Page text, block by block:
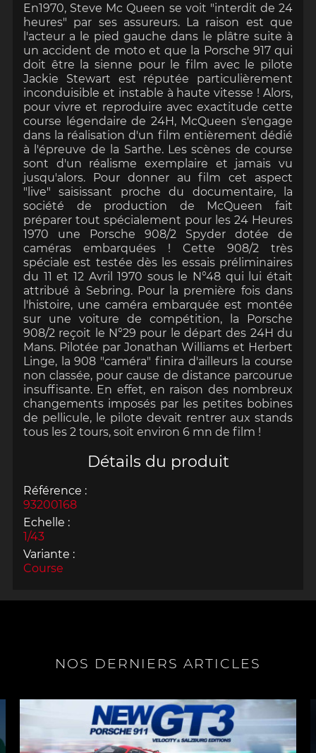
En1970, Steve Mc Queen se voit "interdit de 24
heures" par ses assureurs. La raison est que
l'acteur a le pied gauche dans le plâtre suite à
un accident de moto et que la Porsche 917 qui
doit être la sienne pour le film avec le pilote
Jackie Stewart est réputée particulièrement
inconduisible et instable à haute vitesse ! Alors,
pour vivre et reproduire avec exactitude cette
course légendaire de 24H, McQueen s'engage
dans la réalisation d'un film entièrement dédié
à l'épreuve de la Sarthe. Les scènes de course
sont d'un réalisme exemplaire et jamais vu
jusqu'alors. Pour donner au film cet aspect
"live" saisissant proche du documentaire, la
société de production de McQueen fait
préparer tout spécialement pour les 24 Heures
1970 une Porsche 908/2 Spyder dotée de
caméras embarquées ! Cette 908/2 très
spéciale est testée dès les essais préliminaires
du 11 et 12 Avril 1970 sous le N°48 qui lui était
attribué à Sebring. Pour la première fois dans
l'histoire, une caméra embarquée est montée
sur une voiture de compétition, la Porsche
908/2 reçoit le N°29 pour le départ des 24H du
Mans. Pilotée par Jonathan Williams et Herbert
Linge, la 908 "caméra" finira d'ailleurs la course
non classée, pour cause de distance parcourue
insuffisante. En effet, en raison des nombreux
changements imposés par les petites bobines
de pellicule, le pilote devait rentrer aux stands
tous les 2 tours, soit environ 6 mn de film !
Détails du produit
Référence :
93200168
Echelle :
1/43
Variante :
Course
NOS DERNIERS ARTICLES